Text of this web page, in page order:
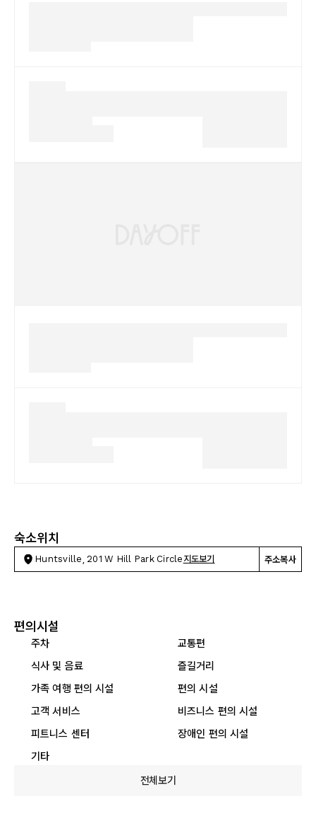
숙소위치
Huntsville, 201 W Hill Park Circle 지도보기 주소복사
편의시설
주차
교통편
식사 및 음료
즐길거리
가족 여행 편의 시설
편의 시설
고객 서비스
비즈니스 편의 시설
피트니스 센터
장애인 편의 시설
기타
전체보기